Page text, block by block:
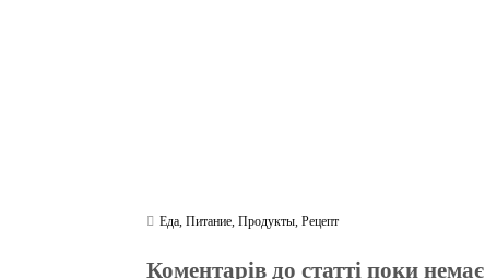
Еда,Питание,Продукты,Рецепт
Коментарів до статті поки немає